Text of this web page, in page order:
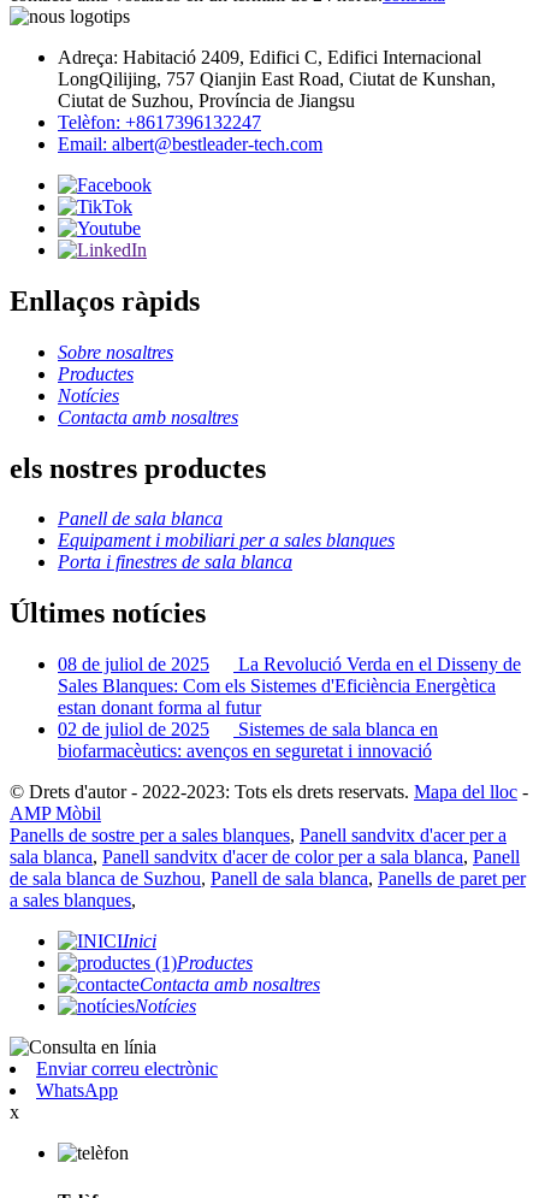
Adreça: Habitació 2409, Edifici C, Edifici Internacional
LongQilijing, 757 Qianjin East Road, Ciutat de Kunshan,
Ciutat de Suzhou, Província de Jiangsu
Telèfon: +8617396132247
Email: albert@bestleader-tech.com
Enllaços ràpids
Sobre nosaltres
Productes
Notícies
Contacta amb nosaltres
els nostres productes
Panell de sala blanca
Equipament i mobiliari per a sales blanques
Porta i finestres de sala blanca
Últimes notícies
08 de juliol de 2025
La Revolució Verda en el Disseny de
Sales Blanques: Com els Sistemes d'Eficiència Energètica
estan donant forma al futur
02 de juliol de 2025
Sistemes de sala blanca en
biofarmacèutics: avenços en seguretat i innovació
© Drets d'autor - 2022-2023: Tots els drets reservats. Mapa del lloc -
AMP Mòbil
Panells de sostre per a sales blanques, Panell sandvitx d'acer per a
sala blanca, Panell sandvitx d'acer de color per a sala blanca, Panell
de sala blanca de Suzhou, Panell de sala blanca, Panells de paret per
a sales blanques,
Inici
Productes
Contacta amb nosaltres
Notícies
Enviar correu electrònic
WhatsApp
x